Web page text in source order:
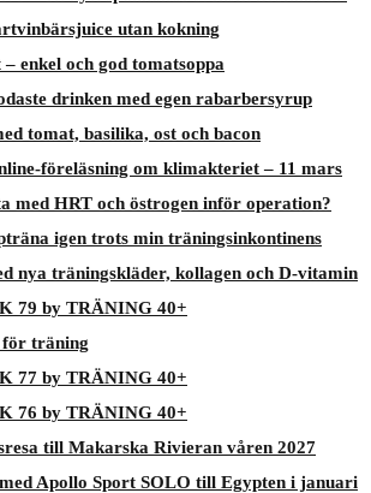
utan kokning
enkel och god tomatsoppa
drinken med egen rabarbersyrup
tomat, basilika, ost och bacon
föreläsning om klimakteriet – 11 mars
med HRT och östrogen inför operation?
igen trots min träningsinkontinens
nya träningskläder, kollagen och D-vitamin
79 by TRÄNING 40+
träning
77 by TRÄNING 40+
76 by TRÄNING 40+
till Makarska Rivieran våren 2027
Apollo Sport SOLO till Egypten i januari